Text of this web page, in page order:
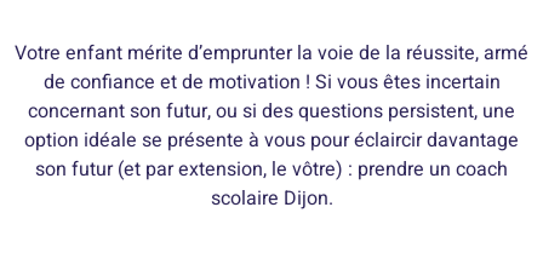
Votre enfant mérite d’emprunter la voie de la réussite, armé
de confiance et de motivation ! Si vous êtes incertain
concernant son futur, ou si des questions persistent, une
option idéale se présente à vous pour éclaircir davantage
son futur (et par extension, le vôtre) : prendre un coach
scolaire Dijon.